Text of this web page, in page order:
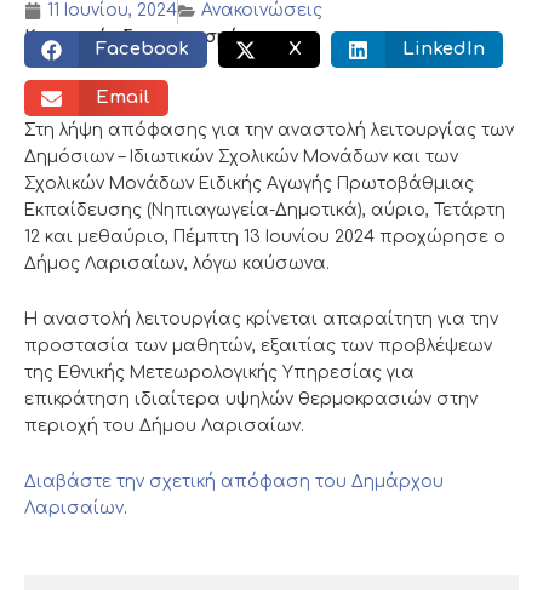
11 Ιουνίου, 2024
Ανακοινώσεις
Κοινωνικός διαμοιρασμός:
Facebook X LinkedIn
Email
Στη λήψη απόφασης για την αναστολή λειτουργίας των
Δημόσιων – Ιδιωτικών Σχολικών Μονάδων και των
Σχολικών Μονάδων Ειδικής Αγωγής Πρωτοβάθμιας
Εκπαίδευσης (Νηπιαγωγεία-Δημοτικά), αύριο, Τετάρτη
12 και μεθαύριο, Πέμπτη 13 Ιουνίου 2024 προχώρησε ο
Δήμος Λαρισαίων, λόγω καύσωνα.
Η αναστολή λειτουργίας κρίνεται απαραίτητη για την
προστασία των μαθητών, εξαιτίας των προβλέψεων
της Εθνικής Μετεωρολογικής Υπηρεσίας για
επικράτηση ιδιαίτερα υψηλών θερμοκρασιών στην
περιοχή του Δήμου Λαρισαίων.
Διαβάστε την σχετική απόφαση του Δημάρχου
Λαρισαίων.